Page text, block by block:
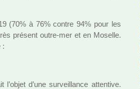
(70% à 76% contre 94% pour les
pré­sent outre-mer et en Moselle.
:
d’une sur­veillance atten­tive.